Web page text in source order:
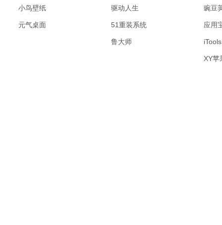
小鸟壁纸
元气桌面
驱动人生
51重装系统
鲁大师
豌豆
应用
iTools
XY苹